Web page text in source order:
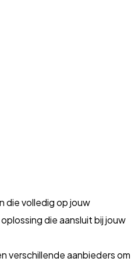
die volledig op jouw
die aansluit bij jouw
verschillende aanbieders om